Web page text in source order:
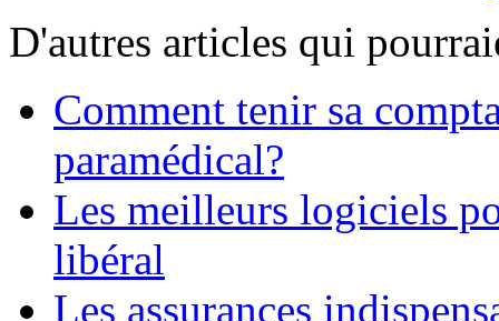
D'autres articles qui
Comment tenir sa
paramédical?
Les meilleurs logiciels
libéral
Les assurances